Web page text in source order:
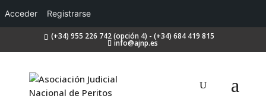
Acceder Registrarse
(+34) 955 226 742 (opción 4) - (+34) 684 419 815
info@ajnp.es